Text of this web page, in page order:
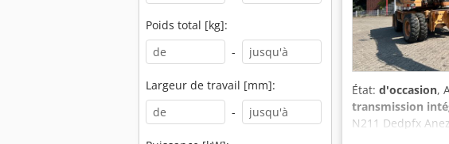
Poids total [kg]:
-
Largeur de travail [mm]:
-
État: d'occasion,
transmission
N211 Dedpfx
fonctionnement